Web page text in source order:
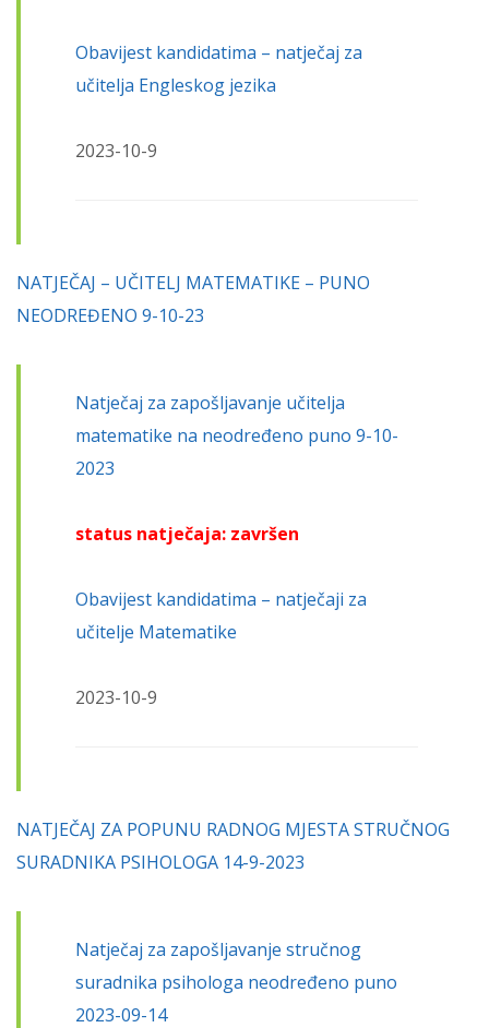
Obavijest kandidatima – natječaj za
učitelja Engleskog jezika
2023-10-9
NATJEČAJ – UČITELJ MATEMATIKE – PUNO
NEODREĐENO 9-10-23
Natječaj za zapošljavanje učitelja
matematike na neodređeno puno 9-10-
2023
status natječaja: završen
Obavijest kandidatima – natječaji za
učitelje Matematike
2023-10-9
NATJEČAJ ZA POPUNU RADNOG MJESTA STRUČNOG
SURADNIKA PSIHOLOGA 14-9-2023
Natječaj za zapošljavanje stručnog
suradnika psihologa neodređeno puno
2023-09-14